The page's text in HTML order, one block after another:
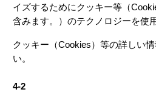
イズするためにクッキー等（
含みます。）のテクノロジーを使
クッキー（Cookies）等の詳しい
い。
4-2